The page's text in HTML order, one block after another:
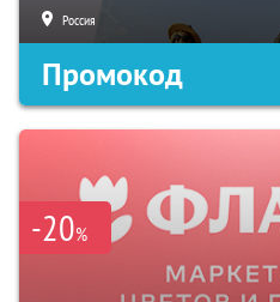
Россия
Промокод
-20%